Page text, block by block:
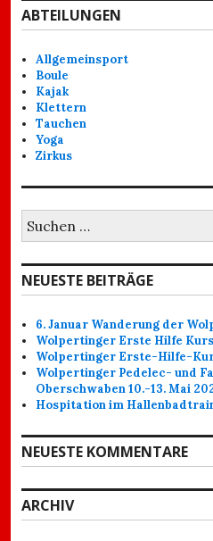
ABTEILUNGEN
Allgemeinsport
Boule
Kajak
Klettern
Tauchen
Yoga
Zirkus
nach:
NEUESTE BEITRÄGE
6. Januar Wanderung der
Wolpertinger Erste Hilfe Kurs
Wolpertinger Erste-Hilfe-
Wolpertinger Pedelec- und
Oberschwaben 10.-13. Mai
Hospitation im
NEUESTE KOMMENTARE
ARCHIV